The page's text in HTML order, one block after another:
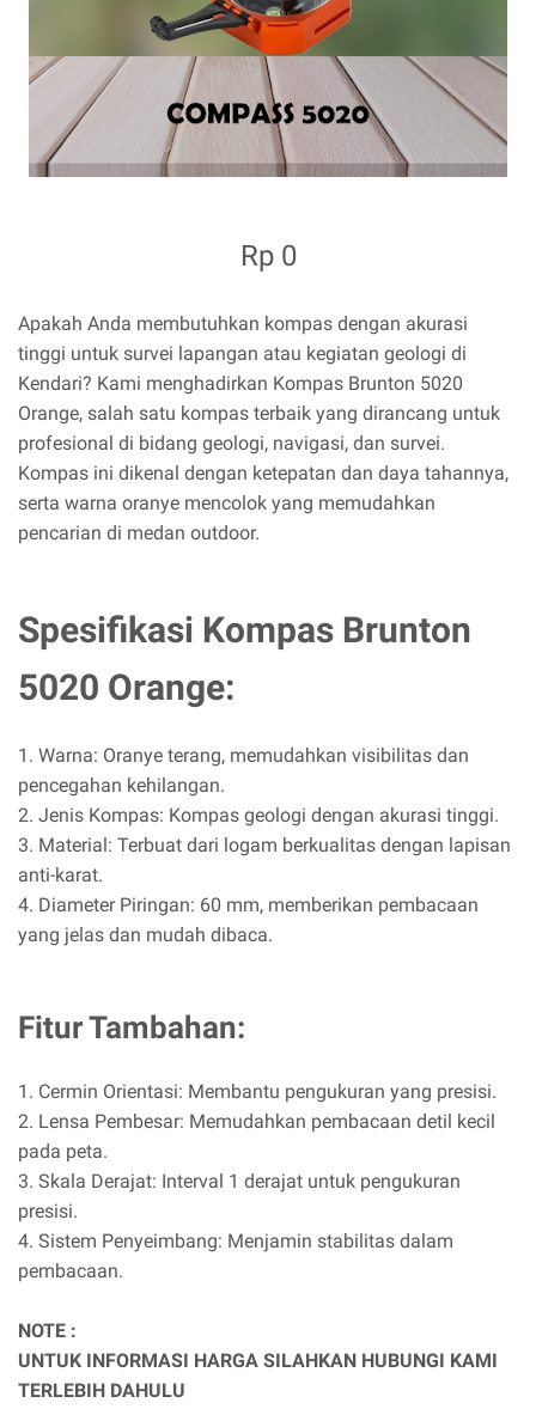
Rp 0
Apakah Anda membutuhkan kompas dengan akurasi
tinggi untuk survei lapangan atau kegiatan geologi di
Kendari? Kami menghadirkan Kompas Brunton 5020
Orange, salah satu kompas terbaik yang dirancang untuk
profesional di bidang geologi, navigasi, dan survei.
Kompas ini dikenal dengan ketepatan dan daya tahannya,
serta warna oranye mencolok yang memudahkan
pencarian di medan outdoor.
Spesifikasi Kompas Brunton
5020 Orange:
1. Warna: Oranye terang, memudahkan visibilitas dan
pencegahan kehilangan.
2. Jenis Kompas: Kompas geologi dengan akurasi tinggi.
3. Material: Terbuat dari logam berkualitas dengan lapisan
anti-karat.
4. Diameter Piringan: 60 mm, memberikan pembacaan
yang jelas dan mudah dibaca.
Fitur Tambahan:
1. Cermin Orientasi: Membantu pengukuran yang presisi.
2. Lensa Pembesar: Memudahkan pembacaan detil kecil
pada peta.
3. Skala Derajat: Interval 1 derajat untuk pengukuran
presisi.
4. Sistem Penyeimbang: Menjamin stabilitas dalam
pembacaan.
NOTE :
UNTUK INFORMASI HARGA SILAHKAN HUBUNGI KAMI
TERLEBIH DAHULU